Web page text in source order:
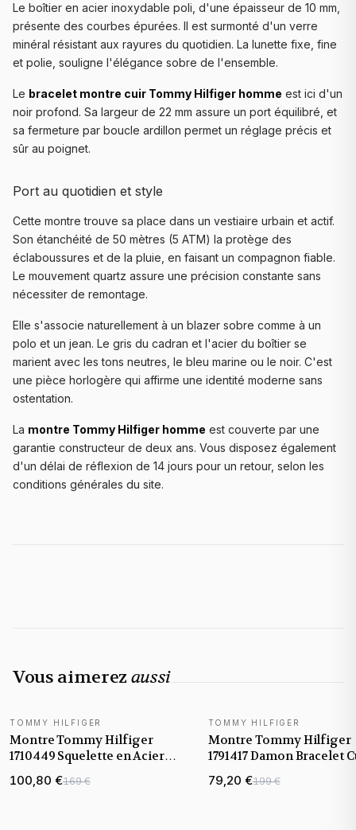
Le boîtier en acier inoxydable poli, d'une épaisseur de 10 mm,
présente des courbes épurées. Il est surmonté d'un verre
minéral résistant aux rayures du quotidien. La lunette fixe, fine
et polie, souligne l'élégance sobre de l'ensemble.
Le bracelet montre cuir Tommy Hilfiger homme est ici d'un
noir profond. Sa largeur de 22 mm assure un port équilibré, et
sa fermeture par boucle ardillon permet un réglage précis et
sûr au poignet.
Port au quotidien et style
Cette montre trouve sa place dans un vestiaire urbain et actif.
Son étanchéité de 50 mètres (5 ATM) la protège des
éclaboussures et de la pluie, en faisant un compagnon fiable.
Le mouvement quartz assure une précision constante sans
nécessiter de remontage.
Elle s'associe naturellement à un blazer sobre comme à un
polo et un jean. Le gris du cadran et l'acier du boîtier se
marient avec les tons neutres, le bleu marine ou le noir. C'est
une pièce horlogère qui affirme une identité moderne sans
ostentation.
La montre Tommy Hilfiger homme est couverte par une
garantie constructeur de deux ans. Vous disposez également
d'un délai de réflexion de 14 jours pour un retour, selon les
conditions générales du site.
Vous aimerez aussi
TOMMY HILFIGER
Montre Tommy Hilfiger
1710449 Squelette en Acier
Doré et Cuir Noir
100,80 €169 €
TOMMY HILFIGER
Montre Tommy Hilfiger
1791417 Damon Bracelet
Noir
79,20 €199 €